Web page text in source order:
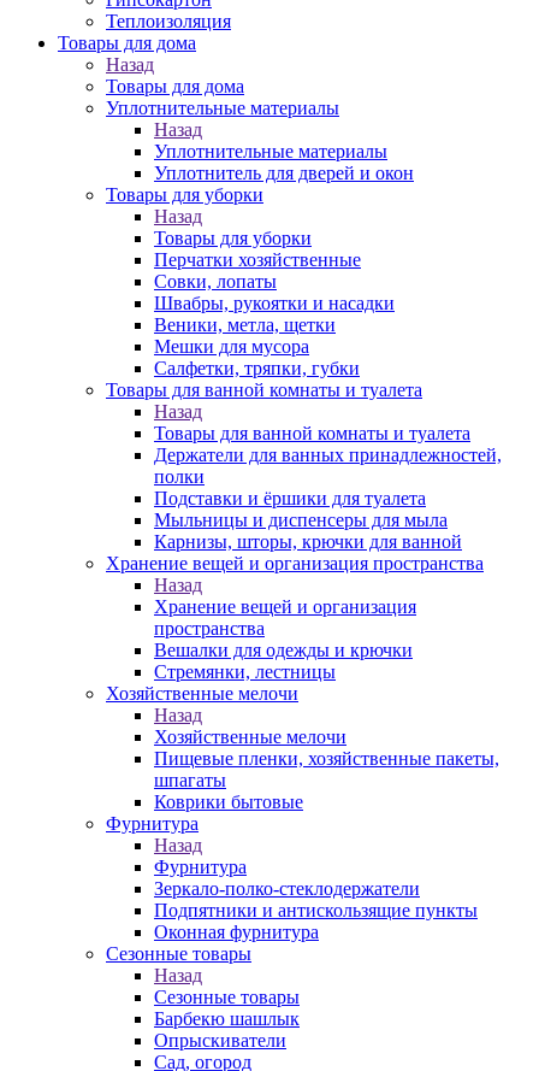
Теплоизоляция
Товары для дома
Назад
Товары для дома
Уплотнительные материалы
Назад
Уплотнительные материалы
Уплотнитель для дверей и окон
Товары для уборки
Назад
Товары для уборки
Перчатки хозяйственные
Совки, лопаты
Швабры, рукоятки и насадки
Веники, метла, щетки
Мешки для мусора
Салфетки, тряпки, губки
Товары для ванной комнаты и туалета
Назад
Товары для ванной комнаты и туалета
Держатели для ванных принадлежностей,
полки
Подставки и ёршики для туалета
Мыльницы и диспенсеры для мыла
Карнизы, шторы, крючки для ванной
Хранение вещей и организация пространства
Назад
Хранение вещей и организация
пространства
Вешалки для одежды и крючки
Стремянки, лестницы
Хозяйственные мелочи
Назад
Хозяйственные мелочи
Пищевые пленки, хозяйственные пакеты,
шпагаты
Коврики бытовые
Фурнитура
Назад
Фурнитура
Зеркало-полко-стеклодержатели
Подпятники и антискользящие пункты
Оконная фурнитура
Сезонные товары
Назад
Сезонные товары
Барбекю шашлык
Опрыскиватели
Сад, огород